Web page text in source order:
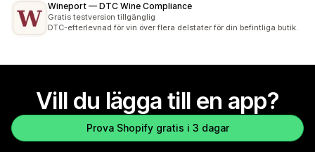
Wineport — DTC Wine Compliance
Gratis testversion tillgänglig
DTC-efterlevnad för vin över flera delstater för din befintliga butik.
Vill du lägga till en app?
Prova Shopify gratis i 3 dagar